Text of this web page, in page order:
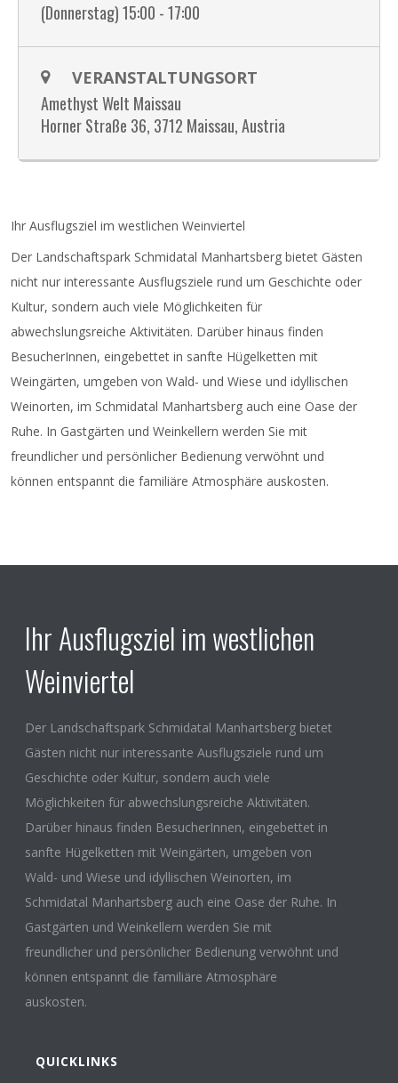
(Donnerstag) 15:00 - 17:00
VERANSTALTUNGSORT
Amethyst Welt Maissau
Horner Straße 36, 3712 Maissau, Austria
Ihr Ausflugsziel im westlichen Weinviertel
Der Landschaftspark Schmidatal Manhartsberg bietet Gästen
nicht nur interessante Ausflugsziele rund um Geschichte oder
Kultur, sondern auch viele Möglichkeiten für
abwechslungsreiche Aktivitäten. Darüber hinaus finden
BesucherInnen, eingebettet in sanfte Hügelketten mit
Weingärten, umgeben von Wald- und Wiese und idyllischen
Weinorten, im Schmidatal Manhartsberg auch eine Oase der
Ruhe. In Gastgärten und Weinkellern werden Sie mit
freundlicher und persönlicher Bedienung verwöhnt und
können entspannt die familiäre Atmosphäre auskosten.
Ihr Ausflugsziel im westlichen
Weinviertel
Der Landschaftspark Schmidatal Manhartsberg bietet
Gästen nicht nur interessante Ausflugsziele rund um
Geschichte oder Kultur, sondern auch viele
Möglichkeiten für abwechslungsreiche Aktivitäten.
Darüber hinaus finden BesucherInnen, eingebettet in
sanfte Hügelketten mit Weingärten, umgeben von
Wald- und Wiese und idyllischen Weinorten, im
Schmidatal Manhartsberg auch eine Oase der Ruhe. In
Gastgärten und Weinkellern werden Sie mit
freundlicher und persönlicher Bedienung verwöhnt und
können entspannt die familiäre Atmosphäre
auskosten.
QUICKLINKS